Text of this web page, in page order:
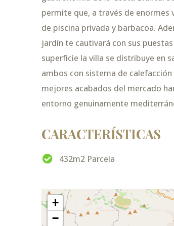
permite que, a través de enormes
de piscina privada y barbacoa.
jardín te cautivará con sus
superficie la villa se distribuye en
ambos con sistema de
mejores acabados del mercado
entorno genuinamente
CARACTERÍSTICAS
432m2 Parcela
+
−